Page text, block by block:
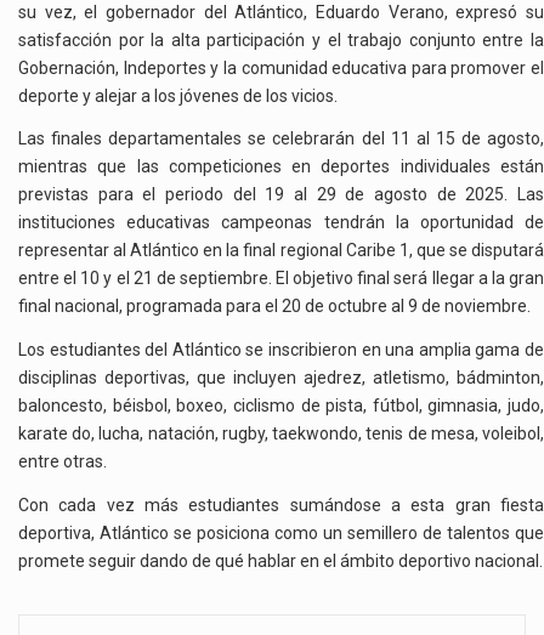
su vez, el gobernador del Atlántico, Eduardo Verano, expresó su
satisfacción por la alta participación y el trabajo conjunto entre la
Gobernación, Indeportes y la comunidad educativa para promover el
deporte y alejar a los jóvenes de los vicios.
Las finales departamentales se celebrarán del 11 al 15 de agosto,
mientras que las competiciones en deportes individuales están
previstas para el periodo del 19 al 29 de agosto de 2025. Las
instituciones educativas campeonas tendrán la oportunidad de
representar al Atlántico en la final regional Caribe 1, que se disputará
entre el 10 y el 21 de septiembre. El objetivo final será llegar a la gran
final nacional, programada para el 20 de octubre al 9 de noviembre.
Los estudiantes del Atlántico se inscribieron en una amplia gama de
disciplinas deportivas, que incluyen ajedrez, atletismo, bádminton,
baloncesto, béisbol, boxeo, ciclismo de pista, fútbol, gimnasia, judo,
karate do, lucha, natación, rugby, taekwondo, tenis de mesa, voleibol,
entre otras.
Con cada vez más estudiantes sumándose a esta gran fiesta
deportiva, Atlántico se posiciona como un semillero de talentos que
promete seguir dando de qué hablar en el ámbito deportivo nacional.